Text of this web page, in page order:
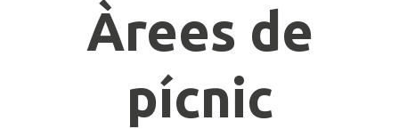
Àrees de
pícnic